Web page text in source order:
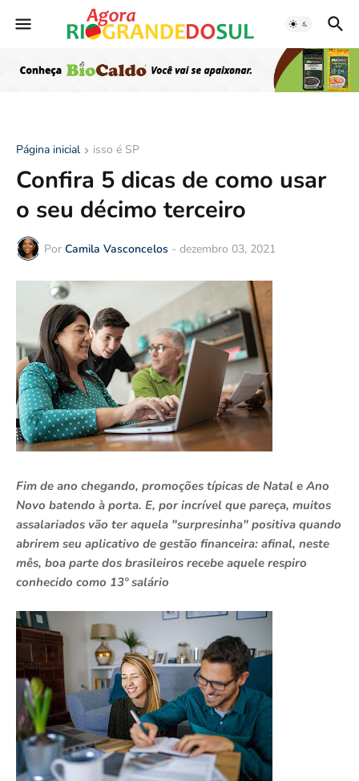
Página inicial isso é SP
Confira 5 dicas de como usar
o seu décimo terceiro
Por Camila Vasconcelos - dezembro 03, 2021
Fim de ano chegando, promoções típicas de Natal e Ano
Novo batendo à porta. E, por incrível que pareça, muitos
assalariados vão ter aquela "surpresinha" positiva quando
abrirem seu aplicativo de gestão financeira: afinal, neste
mês, boa parte dos brasileiros recebe aquele respiro
conhecido como 13º salário